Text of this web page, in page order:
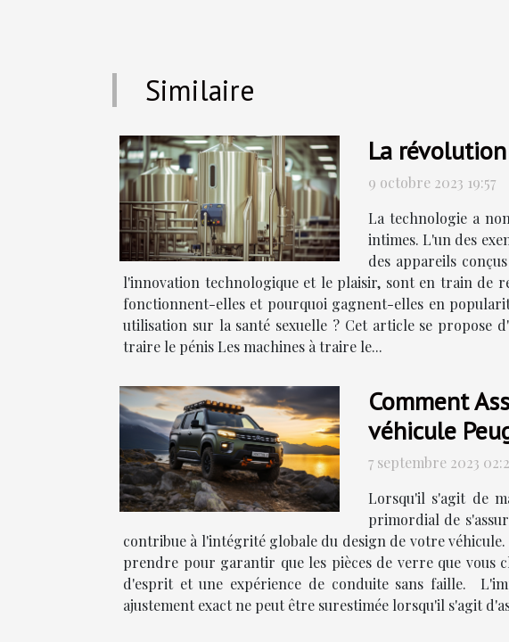
Similaire
La
9 octobre 2023 19:57
La technologie a
intimes. L'un des
des appareils
l'innovation technologique et le plaisir, sont en train de
fonctionnent-elles et pourquoi gagnent-elles en
utilisation sur la santé sexuelle ? Cet article se propose
traire le pénis Les machines à traire le...
Comment
véhicule
7 septembre 2023
Lorsqu'il s'agit de
primordial de
contribue à l'intégrité globale du design de votre véhicule.
prendre pour garantir que les pièces de verre que vous
d'esprit et une expérience de conduite sans faille.
ajustement exact ne peut être surestimée lorsqu'il s'agit